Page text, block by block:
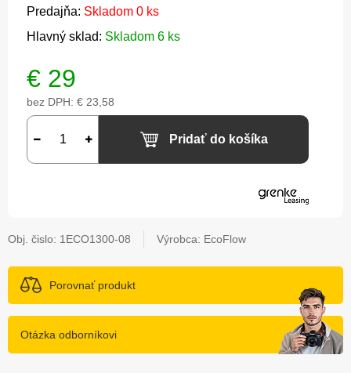
Predajňa: Skladom 0 ks
Hlavný sklad: Skladom 6 ks
€ 29
bez DPH: € 23,58
Pridať do košíka
Obj. čislo: 1ECO1300-08 Výrobca: EcoFlow
Porovnať produkt
Otázka odborníkovi